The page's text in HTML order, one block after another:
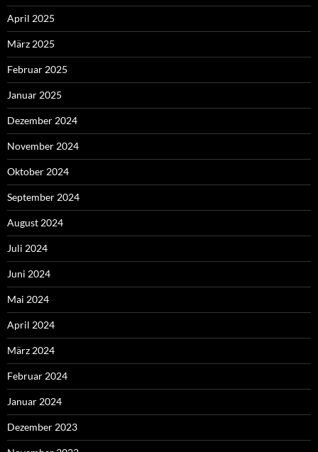
April 2025
März 2025
Februar 2025
Januar 2025
Dezember 2024
November 2024
Oktober 2024
September 2024
August 2024
Juli 2024
Juni 2024
Mai 2024
April 2024
März 2024
Februar 2024
Januar 2024
Dezember 2023